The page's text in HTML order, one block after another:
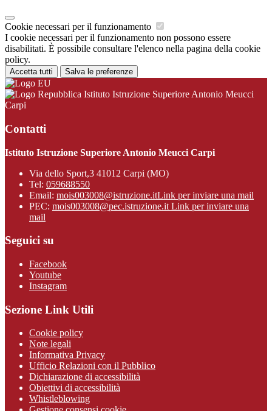
Cookie necessari per il funzionamento
I cookie necessari per il funzionamento non possono essere
disabilitati. È possibile consultare l'elenco nella pagina della cookie
policy.
Accetta tutti Salva le preferenze
Istituto Istruzione Superiore Antonio Meucci
Carpi
Contatti
Istituto Istruzione Superiore Antonio Meucci Carpi
Via dello Sport,3 41012 Carpi (MO)
Tel: 059688550
Email: mois003008@istruzione.itLink per inviare una mail
PEC: mois003008@pec.istruzione.it Link per inviare una
mail
Seguici su
Facebook
Youtube
Instagram
Sezione Link Utili
Cookie policy
Note legali
Informativa Privacy
Ufficio Relazioni con il Pubblico
Dichiarazione di accessibilità
Obiettivi di accessibilità
Whistleblowing